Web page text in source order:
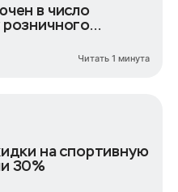
в число
Читать 1 минута
на спортивную
30%